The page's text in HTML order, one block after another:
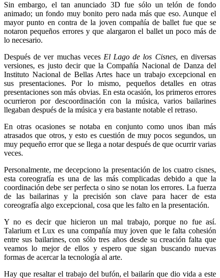
Sin embargo, el tan anunciado 3D fue sólo un telón de fondo
animado; un fondo muy bonito pero nada más que eso. Aunque el
mayor punto en contra de la joven compañía de ballet fue que se
notaron pequeños errores y que alargaron el ballet un poco más de
lo necesario.
Después de ver muchas veces El Lago de los Cisnes, en diversas
versiones, es justo decir que la Compañía Nacional de Danza del
Instituto Nacional de Bellas Artes hace un trabajo excepcional en
sus presentaciones. Por lo mismo, pequeños detalles en otras
presentaciones son más obvias. En esta ocasión, los primeros errores
ocurrieron por descoordinación con la música, varios bailarines
llegaban después de la música y era bastante notable el retraso.
En otras ocasiones se notaba en conjunto como unos iban más
atrasados que otros, y esto es cuestión de muy pocos segundos, un
muy pequeño error que se llega a notar después de que ocurrir varias
veces.
Personalmente, me decepciono la presentación de los cuatro cisnes,
esta coreografía es una de las más complicadas debido a que la
coordinación debe ser perfecta o sino se notan los errores. La fuerza
de las bailarinas y la precisión son clave para hacer de esta
coreografía algo excepcional, cosa que les falto en la presentación.
Y no es decir que hicieron un mal trabajo, porque no fue así.
Talarium et Lux es una compañía muy joven que le falta cohesión
entre sus bailarines, con sólo tres años desde su creación falta que
veamos lo mejor de ellos y espero que sigan buscando nuevas
formas de acercar la tecnología al arte.
Hay que resaltar el trabajo del bufón, el bailarín que dio vida a este